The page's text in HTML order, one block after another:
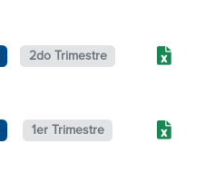
2do Trimestre
1er Trimestre